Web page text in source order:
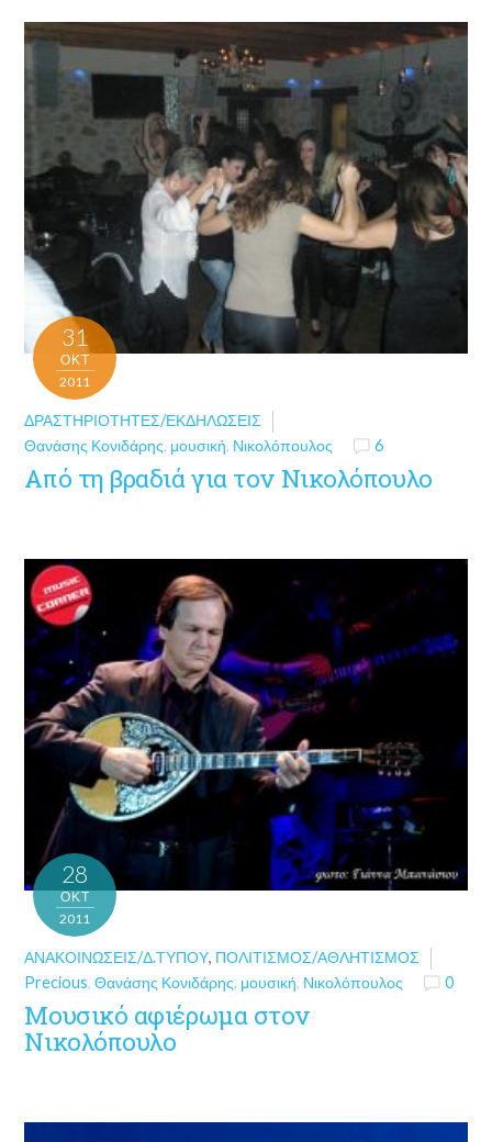
31
ΟΚΤ
2011
ΔΡΑΣΤΗΡΙΌΤΗΤΕΣ/ΕΚΔΗΛΏΣΕΙΣ
Θανάσης Κονιδάρης, μουσική, Νικολόπουλος 6
Από τη βραδιά για τον Νικολόπουλο
28
ΟΚΤ
2011
ΑΝΑΚΟΙΝΏΣΕΙΣ/Δ.ΤΎΠΟΥ, ΠΟΛΙΤΙΣΜΌΣ/ΑΘΛΗΤΙΣΜΌΣ
Precious,Θανάσης Κονιδάρης, μουσική, Νικολόπουλος 0
Μουσικό αφιέρωμα στον
Νικολόπουλο